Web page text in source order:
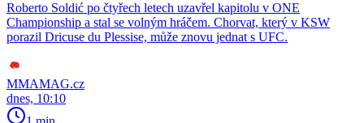
Roberto Soldić po čtyřech letech uzavřel kapitolu v ONE
Championship a stal se volným hráčem. Chorvat, který v KSW
porazil Dricuse du Plessise, může znovu jednat s UFC.
MMAMAG.cz
dnes, 10:10